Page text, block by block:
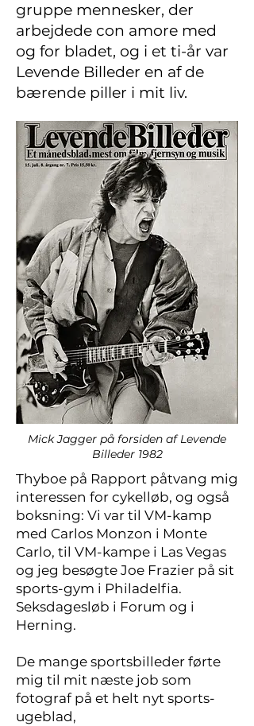
gruppe mennesker, der
arbejdede con amore med
og for bladet, og i et ti-år var
Levende Billeder en af de
bærende piller i mit liv.
Mick Jagger på forsiden af Levende
Billeder 1982
Thyboe på Rapport påtvang mig
interessen for cykelløb, og også
boksning: Vi var til VM-kamp
med Carlos Monzon i Monte
Carlo, til VM-kampe i Las Vegas
og jeg besøgte Joe Frazier på sit
sports-gym i Philadelfia.
Seksdagesløb i Forum og i
Herning.
De mange sportsbilleder førte
mig til mit næste job som
fotograf på et helt nyt sports-
ugeblad,